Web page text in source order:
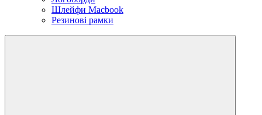
Шлейфи Macbook
Резинові рамки